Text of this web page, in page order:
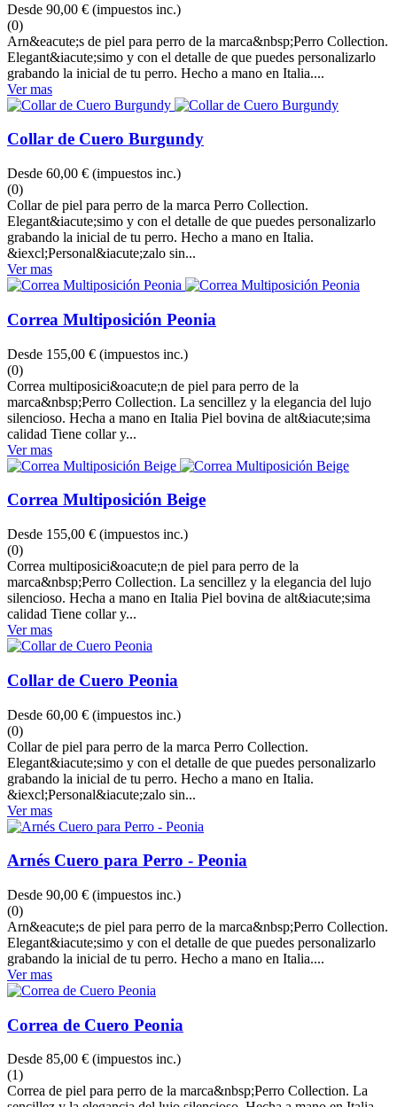
Desde 90,00 € (impuestos inc.)
(0)
Arn&eacute;s de piel para perro de la marca&nbsp;Perro Collection.
Elegant&iacute;simo y con el detalle de que puedes personalizarlo
grabando la inicial de tu perro. Hecho a mano en Italia....
Ver mas
Collar de Cuero Burgundy
Desde 60,00 € (impuestos inc.)
(0)
Collar de piel para perro de la marca Perro Collection.
Elegant&iacute;simo y con el detalle de que puedes personalizarlo
grabando la inicial de tu perro. Hecho a mano en Italia.
&iexcl;Personal&iacute;zalo sin...
Ver mas
Correa Multiposición Peonia
Desde 155,00 € (impuestos inc.)
(0)
Correa multiposici&oacute;n de piel para perro de la
marca&nbsp;Perro Collection. La sencillez y la elegancia del lujo
silencioso. Hecha a mano en Italia Piel bovina de alt&iacute;sima
calidad Tiene collar y...
Ver mas
Correa Multiposición Beige
Desde 155,00 € (impuestos inc.)
(0)
Correa multiposici&oacute;n de piel para perro de la
marca&nbsp;Perro Collection. La sencillez y la elegancia del lujo
silencioso. Hecha a mano en Italia Piel bovina de alt&iacute;sima
calidad Tiene collar y...
Ver mas
Collar de Cuero Peonia
Desde 60,00 € (impuestos inc.)
(0)
Collar de piel para perro de la marca Perro Collection.
Elegant&iacute;simo y con el detalle de que puedes personalizarlo
grabando la inicial de tu perro. Hecho a mano en Italia.
&iexcl;Personal&iacute;zalo sin...
Ver mas
Arnés Cuero para Perro - Peonia
Desde 90,00 € (impuestos inc.)
(0)
Arn&eacute;s de piel para perro de la marca&nbsp;Perro Collection.
Elegant&iacute;simo y con el detalle de que puedes personalizarlo
grabando la inicial de tu perro. Hecho a mano en Italia....
Ver mas
Correa de Cuero Peonia
Desde 85,00 € (impuestos inc.)
(1)
Correa de piel para perro de la marca&nbsp;Perro Collection. La